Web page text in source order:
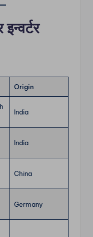
Origin
India
India
China
Germany